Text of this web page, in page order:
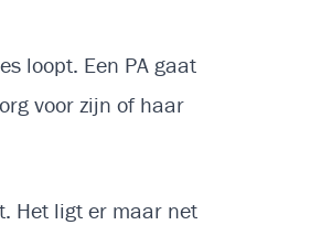
loopt. Een PA gaat
voor zijn of haar
Het ligt er maar net